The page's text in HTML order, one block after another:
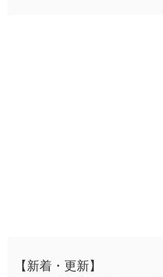
【新着・更新】